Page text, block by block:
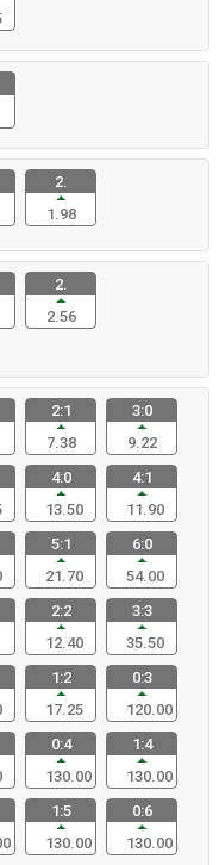
2.
1.98
2.
2.56
2:1
7.38
3:0
9.22
4:0
13.50
4:1
11.90
5:1
21.70
6:0
54.00
2:2
12.40
3:3
35.50
1:2
17.25
0:3
120.00
0:4
130.00
1:4
130.00
1:5
130.00
0:6
130.00